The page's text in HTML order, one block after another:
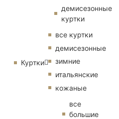
демисезонные
куртки
Куртки
все куртки
демисезонные
зимние
итальянские
кожаные
все
большие